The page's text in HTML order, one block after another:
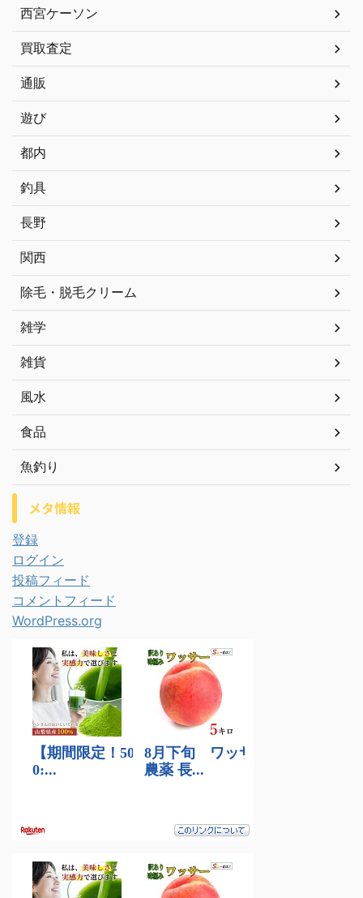
西宮ケーソン
買取査定
通販
遊び
都内
釣具
長野
関西
除毛・脱毛クリーム
雑学
雑貨
風水
食品
魚釣り
メタ情報
登録
ログイン
投稿フィード
コメントフィード
WordPress.org